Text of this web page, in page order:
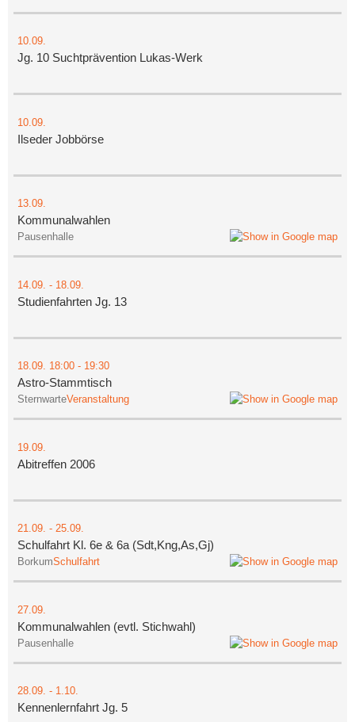
10.09.
Jg. 10 Suchtprävention Lukas-Werk
10.09.
Ilseder Jobbörse
13.09.
Kommunalwahlen
Pausenhalle
14.09. - 18.09.
Studienfahrten Jg. 13
18.09. 18:00 - 19:30
Astro-Stammtisch
SternwarteVeranstaltung
19.09.
Abitreffen 2006
21.09. - 25.09.
Schulfahrt Kl. 6e & 6a (Sdt,Kng,As,Gj)
BorkumSchulfahrt
27.09.
Kommunalwahlen (evtl. Stichwahl)
Pausenhalle
28.09. - 1.10.
Kennenlernfahrt Jg. 5